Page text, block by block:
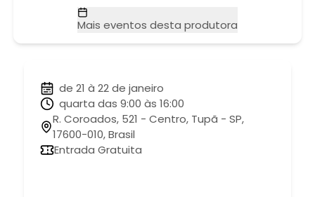
Mais eventos desta produtora
de 21 à 22 de janeiro
quarta das 9:00 às 16:00
R. Coroados, 521 - Centro, Tupã - SP,
17600-010, Brasil
Entrada Gratuita